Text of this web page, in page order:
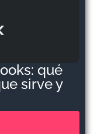
qué
sirve y